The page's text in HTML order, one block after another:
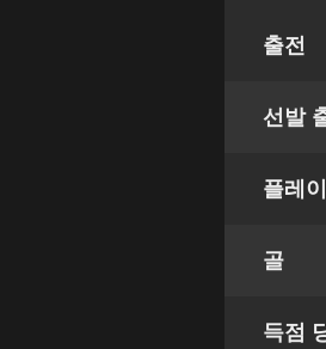
출전
선발
플레
골
득점